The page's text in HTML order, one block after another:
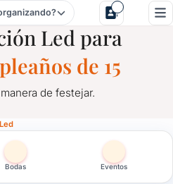
de 15 en Uruguay
Led para
de 15
de festejar.
Bodas Eventos
de 15 en Uruguay
de festejar.
en innovación led para